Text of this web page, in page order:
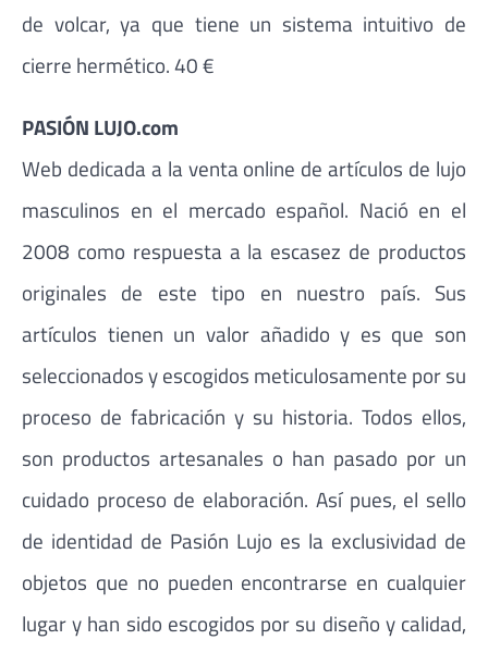
de volcar, ya que tiene un sistema intuitivo de
cierre hermético. 40 €
PASIÓN LUJO.com
Web dedicada a la venta online de artículos de lujo
masculinos en el mercado español. Nació en el
2008 como respuesta a la escasez de productos
originales de este tipo en nuestro país. Sus
artículos tienen un valor añadido y es que son
seleccionados y escogidos meticulosamente por su
proceso de fabricación y su historia. Todos ellos,
son productos artesanales o han pasado por un
cuidado proceso de elaboración. Así pues, el sello
de identidad de Pasión Lujo es la exclusividad de
objetos que no pueden encontrarse en cualquier
lugar y han sido escogidos por su diseño y calidad,